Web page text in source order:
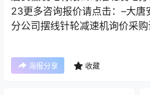
23更多咨询报价请点击：–大
分公司摆线针轮减速机询价采
海报分享 收藏